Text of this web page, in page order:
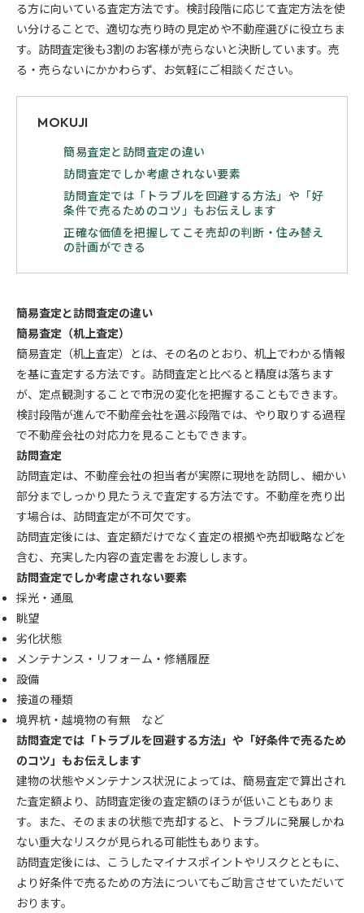
る方に向いている査定方法です。検討段階に応じて査定方法を使
い分けることで、適切な売り時の見定めや不動産選びに役立ちま
す。訪問査定後も3割のお客様が売らないと決断しています。売
る・売らないにかかわらず、お気軽にご相談ください。
MOKUJI
簡易査定と訪問査定の違い
訪問査定でしか考慮されない要素
訪問査定では「トラブルを回避する方法」や「好
条件で売るためのコツ」もお伝えします
正確な価値を把握してこそ売却の判断・住み替え
の計画ができる
簡易査定と訪問査定の違い
簡易査定（机上査定）
簡易査定（机上査定）とは、その名のとおり、机上でわかる情報
を基に査定する方法です。訪問査定と比べると精度は落ちます
が、定点観測することで市況の変化を把握することもできます。
検討段階が進んで不動産会社を選ぶ段階では、やり取りする過程
で不動産会社の対応力を見ることもできます。
訪問査定
訪問査定は、不動産会社の担当者が実際に現地を訪問し、細かい
部分までしっかり見たうえで査定する方法です。不動産を売り出
す場合は、訪問査定が不可欠です。
訪問査定後には、査定額だけでなく査定の根拠や売却戦略などを
含む、充実した内容の査定書をお渡しします。
訪問査定でしか考慮されない要素
採光・通風
眺望
劣化状態
メンテナンス・リフォーム・修繕履歴
設備
接道の種類
境界杭・越境物の有無 など
訪問査定では「トラブルを回避する方法」や「好条件で売るため
のコツ」もお伝えします
建物の状態やメンテナンス状況によっては、簡易査定で算出され
た査定額より、訪問査定後の査定額のほうが低いこともありま
す。また、そのままの状態で売却すると、トラブルに発展しかね
ない重大なリスクが見られる可能性もあります。
訪問査定後には、こうしたマイナスポイントやリスクとともに、
より好条件で売るための方法についてもご助言させていただいて
おります。